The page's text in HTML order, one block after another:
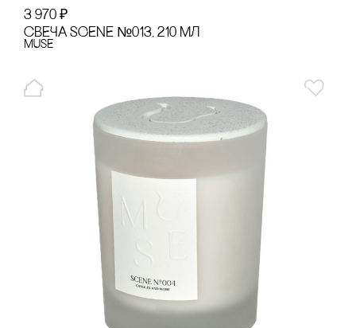
3 970 ₽
сВЕЧА SCENE №013, 210 МЛ
MUSE